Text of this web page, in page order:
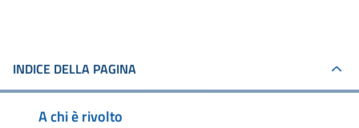
INDICE DELLA PAGINA
A chi è rivolto